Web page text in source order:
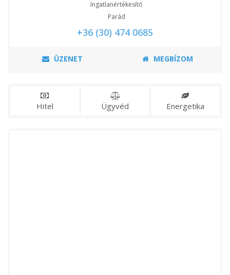
Ingatlanértékesítő
Parád
+36 (30) 474 0685
ÜZENET MEGBÍZOM
Hitel Ügyvéd Energetika